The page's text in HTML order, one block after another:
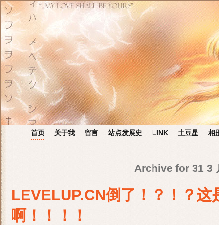
首页 关于我 留言 站点发展史 LINK 土豆星 相
Archive for 31 3
LEVELUP.CN倒了！？！？这
啊！！！！